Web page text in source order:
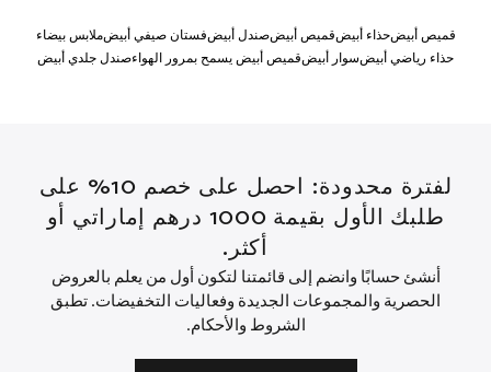
قميص أبيضحذاء أبيضقميص أبيضصندل أبيضفستان صيفي أبيضملابس بيضاء
حذاء رياضي أبيضسوار أبيضقميص أبيض يسمح بمرور الهواءصندل جلدي أبيض
لفترة محدودة: احصل على خصم 10% على
طلبك الأول بقيمة 1000 درهم إماراتي أو
أكثر.
أنشئ حسابًا وانضم إلى قائمتنا لتكون أول من يعلم بالعروض
الحصرية والمجموعات الجديدة وفعاليات التخفيضات. تطبق
الشروط والأحكام.